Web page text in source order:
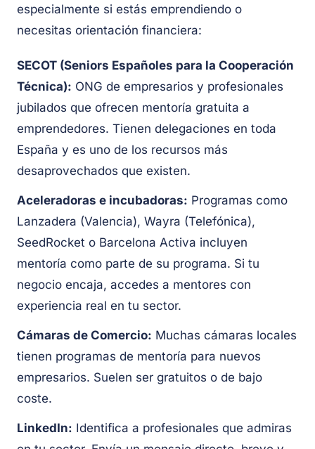
especialmente si estás emprendiendo o
necesitas orientación financiera:
SECOT (Seniors Españoles para la Cooperación
Técnica): ONG de empresarios y profesionales
jubilados que ofrecen mentoría gratuita a
emprendedores. Tienen delegaciones en toda
España y es uno de los recursos más
desaprovechados que existen.
Aceleradoras e incubadoras: Programas como
Lanzadera (Valencia), Wayra (Telefónica),
SeedRocket o Barcelona Activa incluyen
mentoría como parte de su programa. Si tu
negocio encaja, accedes a mentores con
experiencia real en tu sector.
Cámaras de Comercio: Muchas cámaras locales
tienen programas de mentoría para nuevos
empresarios. Suelen ser gratuitos o de bajo
coste.
LinkedIn: Identifica a profesionales que admiras